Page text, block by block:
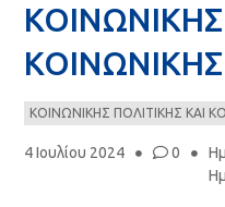
ΚΟΙΝΩΝΙΚΗΣ ΠΟΛΙΤΙΚΗΣ ΚΑΙ
4 Ιουλίου 2024 0